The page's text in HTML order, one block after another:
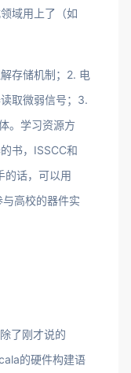
域用上了（如
存储机制；2. 电
取微弱信号；3.
。学习资源方
书，ISSCC和
的话，可以用
高校的器件实
了刚才说的
的硬件构建语